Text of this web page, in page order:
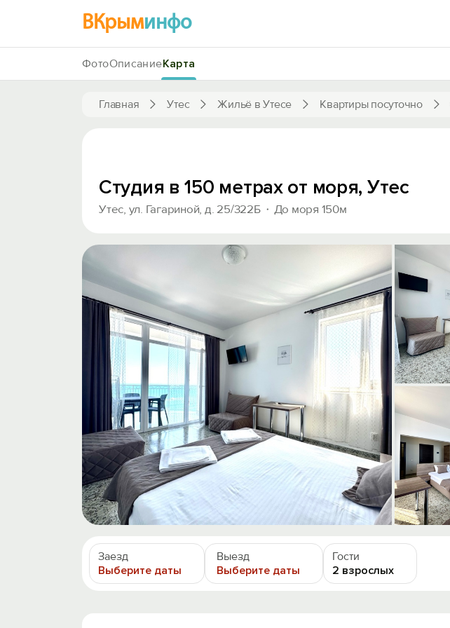
ВКрыминфо
Главная Утес Жильё в Утесе Квартиры посуточно
ФотоОписаниеКарта
Студия в 150 метрах от моря, Утес
Утес, ул. Гагариной, д. 25/322Б До моря 150м
Заезд
Выберите даты
Выезд
Выберите даты
Гости
2 взрослых